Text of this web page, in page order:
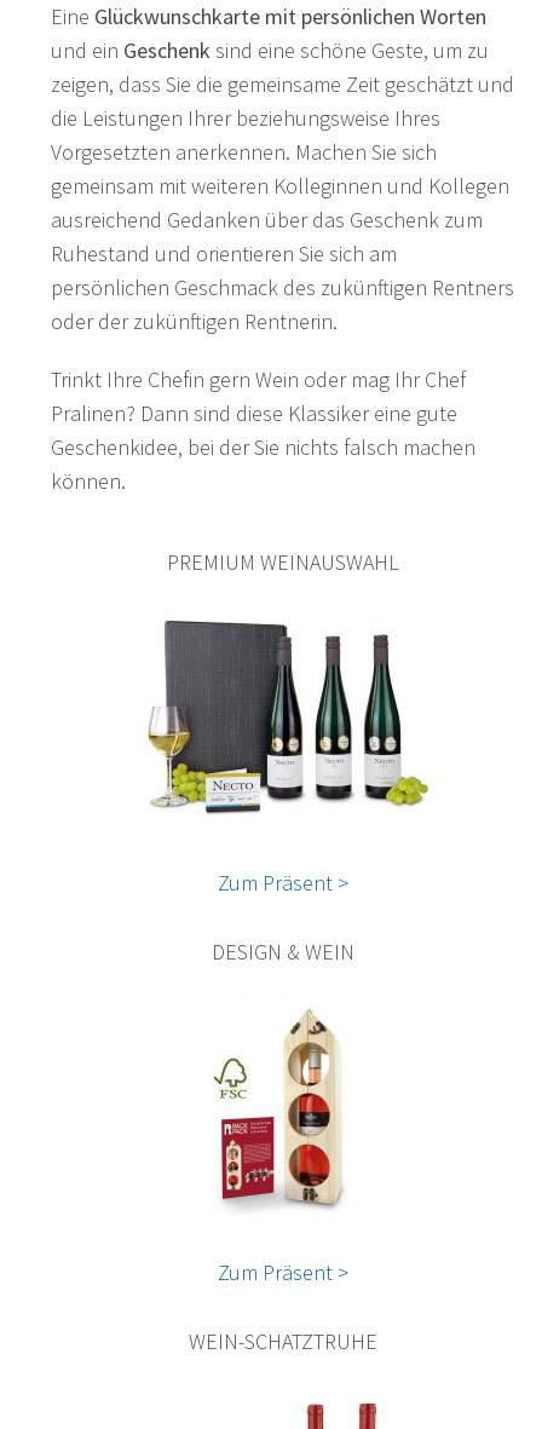
Eine Glückwunschkarte mit persönlichen Worten
und ein Geschenksind eine schöne Geste, um zu
zeigen, dass Sie die gemeinsame Zeit geschätzt und
die Leistungen Ihrer beziehungsweise Ihres
Vorgesetzten anerkennen. Machen Sie sich
gemeinsam mit weiteren Kolleginnen und Kollegen
ausreichend Gedanken über das Geschenk zum
Ruhestand und orientieren Sie sich am
persönlichen Geschmack des zukünftigen Rentners
oder der zukünftigen Rentnerin.
Trinkt Ihre Chefin gern Wein oder mag Ihr Chef
Pralinen? Dann sind diese Klassiker eine gute
Geschenkidee, bei der Sie nichts falsch machen
können.
PREMIUM WEINAUSWAHL
Zum Präsent >
DESIGN & WEIN
Zum Präsent >
WEIN-SCHATZTRUHE